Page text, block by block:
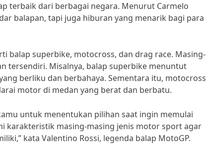
terbaik dari berbagai negara. Menurut Carmelo
balapan, tapi juga hiburan yang menarik bagi para
balap superbike, motocross, dan drag race. Masing-
tersendiri. Misalnya, balap superbike menuntut
berliku dan berbahaya. Sementara itu, motocross
motor di medan yang berat dan berbatu.
untuk menentukan pilihan saat ingin memulai
karakteristik masing-masing jenis motor sport agar
kata Valentino Rossi, legenda balap MotoGP.